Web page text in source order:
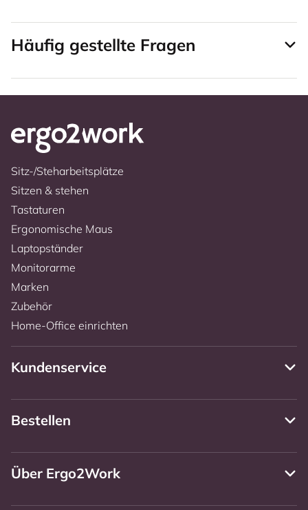
Häufig gestellte Fragen
Sitz-/Steharbeitsplätze
Sitzen & stehen
Tastaturen
Ergonomische Maus
Laptopständer
Monitorarme
Marken
Zubehör
Home-Office einrichten
Kundenservice
Bestellen
Über Ergo2Work